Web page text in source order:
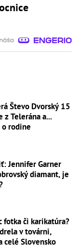
Števo Dvorský 15
z Telerána a...
o rodine
Jennifer Garner
diamant, je
fotka či karikatúra?
v továrni,
celé Slovensko